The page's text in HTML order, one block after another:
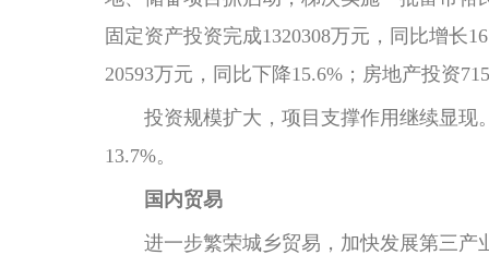
固定资产投资完成1320308万元，同比增长
20593万元，同比下降15.6%；房地产投资
投资规模扩大，项目支撑作用继续显现。
13.7%。
国内贸易
进一步繁荣城乡贸易，加快发展第三产